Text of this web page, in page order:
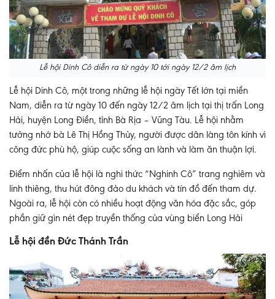
Lễ hội Dinh Cô diễn ra từ ngày 10 tới ngày 12/2 âm lịch
Lễ hội Dinh Cô, một trong những lễ hội ngày Tết lớn tại miền
Nam, diễn ra từ ngày 10 đến ngày 12/2 âm lịch tại thị trấn Long
Hải, huyện Long Điền, tỉnh Bà Rịa – Vũng Tàu. Lễ hội nhằm
tưởng nhớ bà Lê Thị Hồng Thủy, người được dân làng tôn kính vì
công đức phù hộ, giúp cuộc sống an lành và làm ăn thuận lợi.
Điểm nhấn của lễ hội là nghi thức “Nghinh Cô” trang nghiêm và
linh thiêng, thu hút đông đảo du khách và tín đồ đến tham dự.
Ngoài ra, lễ hội còn có nhiều hoạt động văn hóa đặc sắc, góp
phần giữ gìn nét đẹp truyền thống của vùng biển Long Hải
Lễ hội đền Đức Thánh Trần